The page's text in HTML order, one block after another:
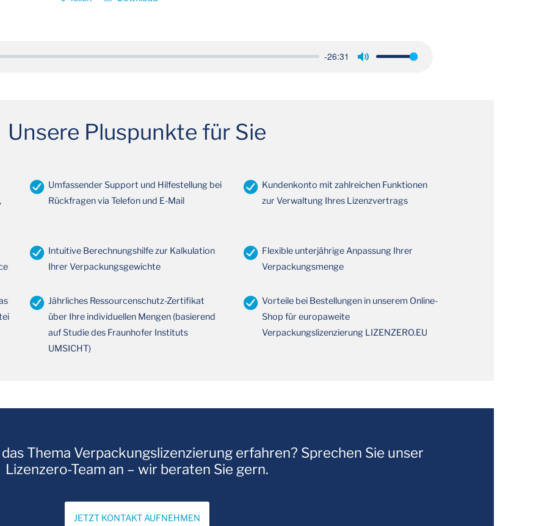
-26:31
Unsere Pluspunkte für Sie
Umfassender Support und Hilfestellung bei
Rückfragen via Telefon und E-Mail
Kundenkonto mit zahlreichen Funktionen
zur Verwaltung Ihres Lizenzvertrags
Intuitive Berechnungshilfe zur Kalkulation
Ihrer Verpackungsgewichte
Flexible unterjährige Anpassung Ihrer
Verpackungsmenge
Jährliches Ressourcenschutz-Zertifikat
über Ihre individuellen Mengen (basierend
auf Studie des Fraunhofer Instituts
UMSICHT)
Vorteile bei Bestellungen in unserem Online-
Shop für europaweite
Verpackungslizenzierung LIZENZERO.EU
Thema Verpackungslizenzierung erfahren? Sprechen Sie unser
Lizenzero-Team an – wir beraten Sie gern.
JETZT KONTAKT AUFNEHMEN